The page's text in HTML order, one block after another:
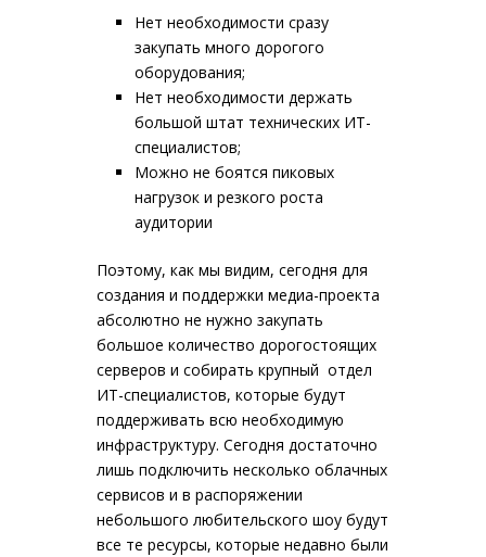
Нет необходимости сразу
закупать много дорогого
оборудования;
Нет необходимости держать
большой штат технических ИТ-
специалистов;
Можно не боятся пиковых
нагрузок и резкого роста
аудитории
Поэтому, как мы видим, сегодня для
создания и поддержки медиа-проекта
абсолютно не нужно закупать
большое количество дорогостоящих
серверов и собирать крупный отдел
ИТ-специалистов, которые будут
поддерживать всю необходимую
инфраструктуру. Сегодня достаточно
лишь подключить несколько облачных
сервисов и в распоряжении
небольшого любительского шоу будут
все те ресурсы, которые недавно были